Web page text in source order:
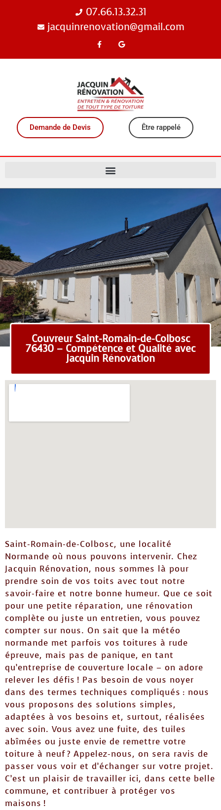
07.66.13.32.31
jacquinrenovation@gmail.com
Demande de Devis Être rappelé
Couvreur Saint-Romain-de-Colbosc
76430 – Compétence et Qualité avec
Jacquin Rénovation
Saint-Romain-de-Colbosc, une localité
Normande où nous pouvons intervenir. Chez
Jacquin Rénovation, nous sommes là pour
prendre soin de vos toits avec tout notre
savoir-faire et notre bonne humeur. Que ce soit
pour une petite réparation, une rénovation
complète ou juste un entretien, vous pouvez
compter sur nous. On sait que la météo
normande met parfois vos toitures à rude
épreuve, mais pas de panique, en tant
qu’entreprise de couverture locale – on adore
relever les défis ! Pas besoin de vous noyer
dans des termes techniques compliqués : nous
vous proposons des solutions simples,
adaptées à vos besoins et, surtout, réalisées
avec soin. Vous avez une fuite, des tuiles
abîmées ou juste envie de remettre votre
toiture à neuf ? Appelez-nous, on sera ravis de
passer vous voir et d’échanger sur votre projet.
C’est un plaisir de travailler ici, dans cette belle
commune, et contribuer à protéger vos
maisons !